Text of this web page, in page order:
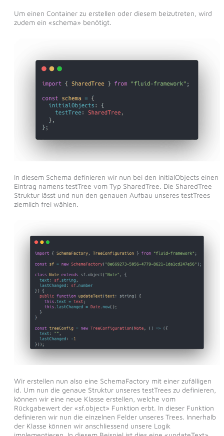
Um einen Container zu erstellen oder diesem beizutreten, wird
zudem ein «schema» benötigt.
In diesem Schema definieren wir nun bei den initialObjects einen
Eintrag namens testTree vom Typ SharedTree. Die SharedTree
Struktur lässt und nun den genauen Aufbau unseres testTrees
ziemlich frei wählen.
Wir erstellen nun also eine SchemaFactory mit einer zufälligen
id. Um nun die genaue Struktur unseres testTrees zu definieren,
können wir eine neue Klasse erstellen, welche vom
Rückgabewert der «sf.object» Funktion erbt. In dieser Funktion
definieren wir nun die einzelnen Felder unseres Trees. Innerhalb
der Klasse können wir anschliessend unsere Logik